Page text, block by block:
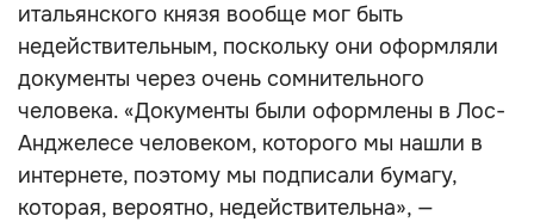
итальянского князя вообще мог быть
недействительным, поскольку они оформляли
документы через очень сомнительного
человека. «Документы были оформлены в Лос-
Анджелесе человеком, которого мы нашли в
интернете, поэтому мы подписали бумагу,
которая, вероятно, недействительна», —